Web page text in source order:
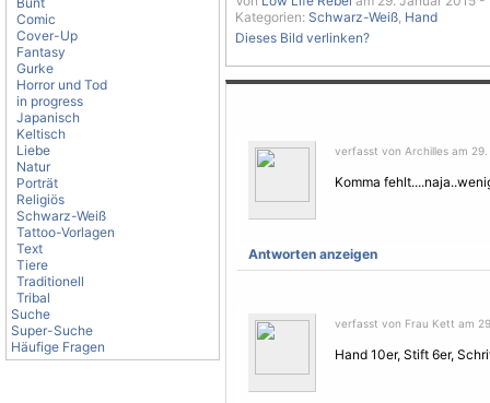
Comic
Cover-Up
Fantasy
Gurke
Horror und Tod
in progress
Japanisch
Keltisch
Liebe
Natur
Porträt
Religiös
Schwarz-Weiß
Tattoo-Vorlagen
Text
Tiere
Traditionell
Tribal
Suche
Super-Suche
Häufige Fragen
Kategorien: Schwarz-Weiß, Hand
Dieses Bild verlinken?
verfasst von Archilles am
Komma
Antworten anzeigen
verfasst von Frau Kett am
Hand 10er, Stift 6er,